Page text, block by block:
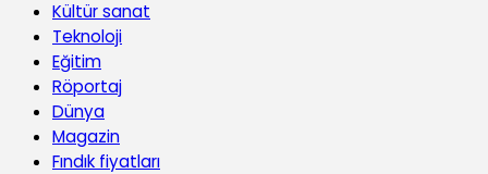
Kültür sanat
Teknoloji
Eğitim
Röportaj
Dünya
Magazin
Fındık fiyatları